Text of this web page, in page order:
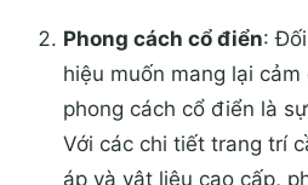
Phong cách cổ điển:
hiệu muốn mang lại
phong cách cổ điển là
Với các chi tiết trang trí
áp và vật liệu cao cấp,